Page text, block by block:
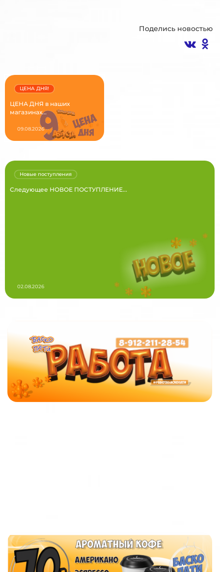
Поделись новостью
ЦЕНА ДНЯ в наших
магазинах...
ЦЕНА ДНЯ!
09.08.2026
Следующее НОВОЕ ПОСТУПЛЕНИЕ...
Новые поступления
02.08.2026